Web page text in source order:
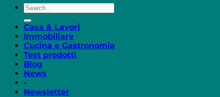
Casa & Lavori
Immobiliare
Cucina e Gastronomia
Test prodotti
Blog
News
-
Newsletter